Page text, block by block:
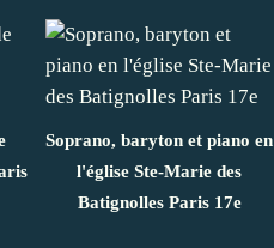
Soprano, baryton et piano en
l'église Ste-Marie des
Batignolles Paris 17e